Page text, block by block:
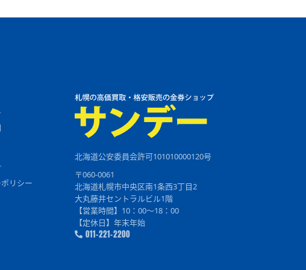
リシー
北海道公安委員会許可101010000120号
〒060-0061
北海道札幌市中央区南1条西3丁目2
大丸藤井セントラルビル1階
【営業時間】10：00～18：00
【定休日】年末年始
011-221-2200